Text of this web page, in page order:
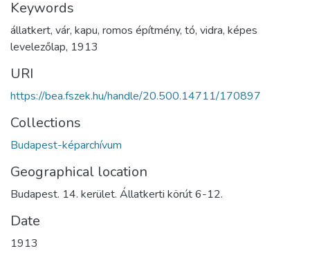
Keywords
állatkert, vár, kapu, romos építmény, tó, vidra, képes
levelezőlap, 1913
URI
https://bea.fszek.hu/handle/20.500.14711/170897
Collections
Budapest-képarchívum
Geographical location
Budapest. 14. kerület. Állatkerti körút 6-12.
Date
1913